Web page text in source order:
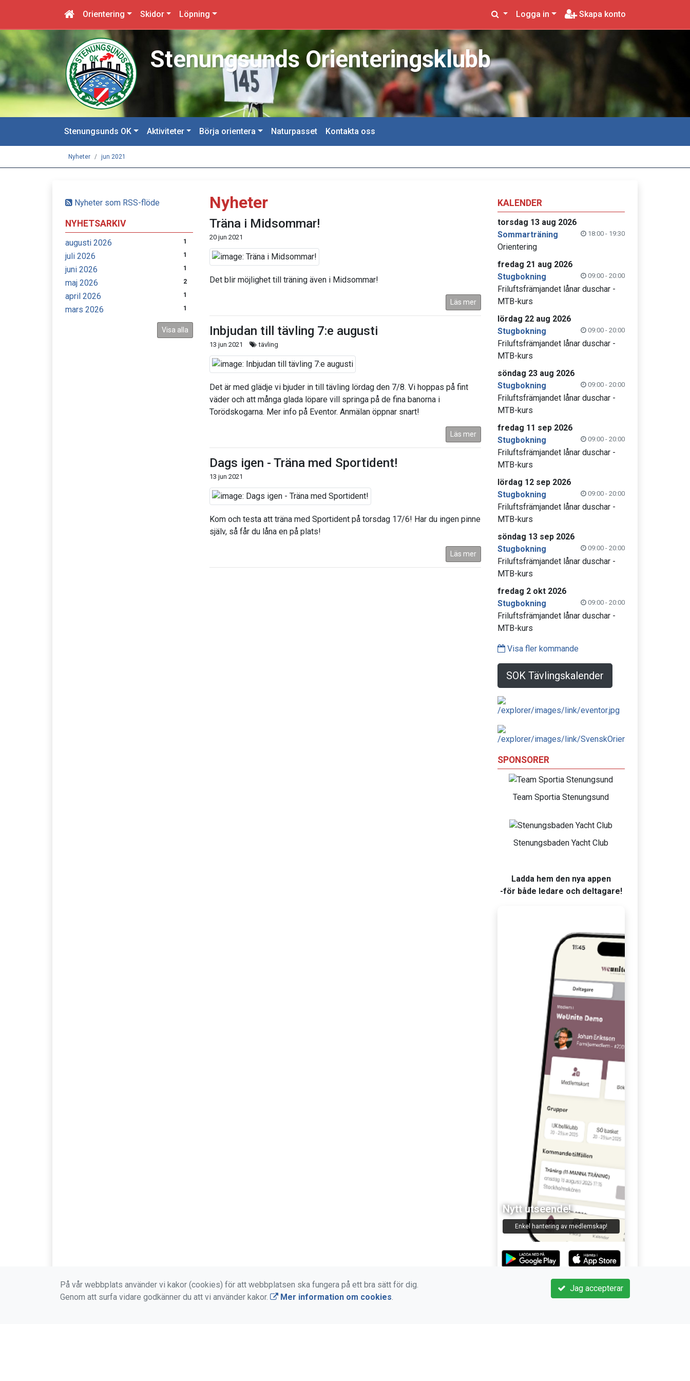
Orientering Skidor Löpning Logga in Skapa konto
Stenungsunds Orienteringsklubb
Stenungsunds OK Aktiviteter Börja orientera Naturpasset Kontakta oss
Nyheter jun 2021
Nyheter som RSS-flöde
NYHETSARKIV
augusti 2026 1
juli 2026 1
juni 2026 1
maj 2026 2
april 2026 1
mars 2026 1
Visa alla
Nyheter
Träna i Midsommar!
20 jun 2021
Det blir möjlighet till träning även i Midsommar!
Läs mer
Inbjudan till tävling 7:e augusti
13 jun 2021 tävling
Det är med glädje vi bjuder in till tävling lördag den 7/8. Vi hoppas på fint
väder och att många glada löpare vill springa på de fina banorna i
Torödskogarna. Mer info på Eventor. Anmälan öppnar snart!
Läs mer
Dags igen - Träna med Sportident!
13 jun 2021
Kom och testa att träna med Sportident på torsdag 17/6! Har du ingen pinne
själv, så får du låna en på plats!
Läs mer
KALENDER
torsdag 13 aug 2026
Sommarträning
18:00 - 19:30
Orientering
fredag 21 aug 2026
Stugbokning
09:00 - 20:00
Friluftsfrämjandet lånar duschar -
MTB-kurs
lördag 22 aug 2026
Stugbokning
09:00 - 20:00
Friluftsfrämjandet lånar duschar -
MTB-kurs
söndag 23 aug 2026
Stugbokning
09:00 - 20:00
Friluftsfrämjandet lånar duschar -
MTB-kurs
fredag 11 sep 2026
Stugbokning
09:00 - 20:00
Friluftsfrämjandet lånar duschar -
MTB-kurs
lördag 12 sep 2026
Stugbokning
09:00 - 20:00
Friluftsfrämjandet lånar duschar -
MTB-kurs
söndag 13 sep 2026
Stugbokning
09:00 - 20:00
Friluftsfrämjandet lånar duschar -
MTB-kurs
fredag 2 okt 2026
Stugbokning
09:00 - 20:00
Friluftsfrämjandet lånar duschar -
MTB-kurs
Visa fler kommande
SOK Tävlingskalender
SPONSORER
Team Sportia Stenungsund
Stenungsbaden Yacht Club
Ladda hem den nya appen
-för både ledare och deltagare!
Nytt utseende!
Enkel hantering av medlemskap!
Jag accepterar
På vår webbplats använder vi kakor (cookies) för att webbplatsen ska fungera på ett bra sätt för dig.
Genom att surfa vidare godkänner du att vi använder kakor.
Mer information om cookies.